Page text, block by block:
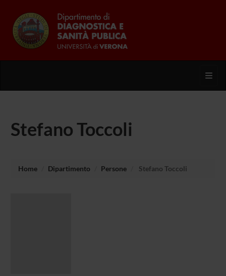
Stefano Toccoli
Home Dipartimento Persone Stefano Toccoli